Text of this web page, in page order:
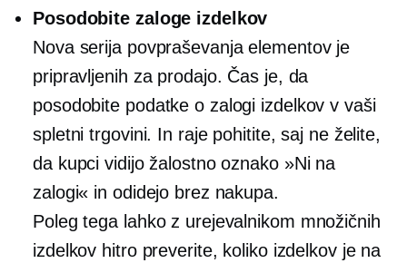
Posodobite zaloge izdelkov
Nova serija povpraševanjaelementov je
pripravljenih za prodajo. Čas je, da
posodobite podatke o zalogi izdelkov v vaši
spletni trgovini. In raje pohitite, saj ne želite,
da kupci vidijo žalostno oznako »Ni na
zalogi« in odidejo brez nakupa.
Poleg tega lahko z urejevalnikom množičnih
izdelkov hitro preverite, koliko izdelkov je na